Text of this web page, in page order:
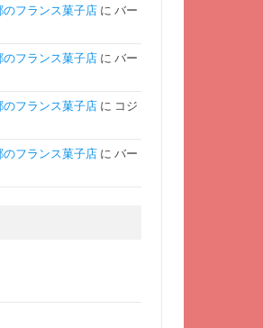
フランス菓子店に バー
フランス菓子店に バー
フランス菓子店に コジ
フランス菓子店に バー